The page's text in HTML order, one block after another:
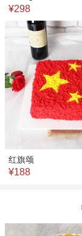
¥298
红旗颂
¥188